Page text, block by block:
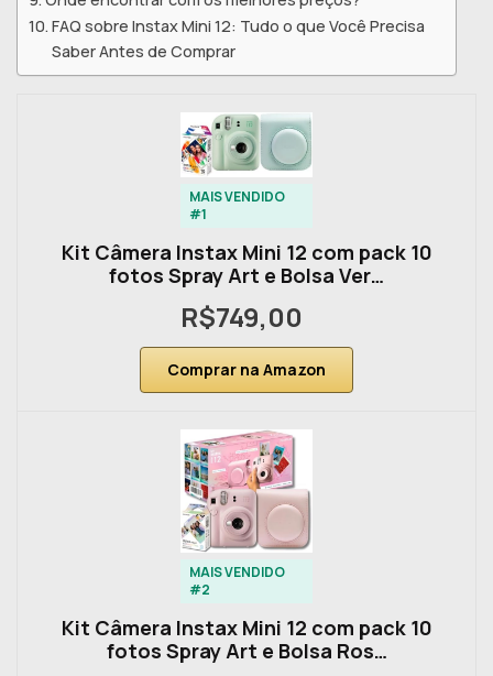
FAQ sobre Instax Mini 12: Tudo o que Você Precisa
Saber Antes de Comprar
MAIS VENDIDO
#1
Kit Câmera Instax Mini 12 com pack 10
fotos Spray Art e Bolsa Ver…
R$749,00
Comprar na Amazon
MAIS VENDIDO
#2
Kit Câmera Instax Mini 12 com pack 10
fotos Spray Art e Bolsa Ros…